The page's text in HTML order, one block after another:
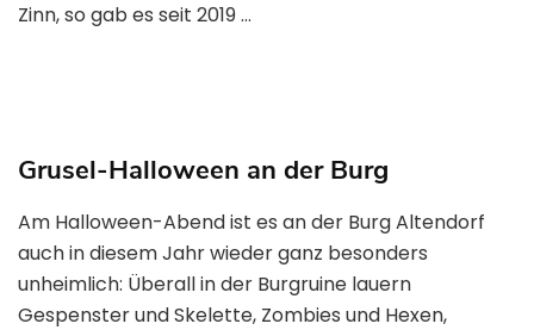
Zinn, so gab es seit 2019 …
Grusel-Halloween an der Burg
Am Halloween-Abend ist es an der Burg Altendorf
auch in diesem Jahr wieder ganz besonders
unheimlich: Überall in der Burgruine lauern
Gespenster und Skelette, Zombies und Hexen,